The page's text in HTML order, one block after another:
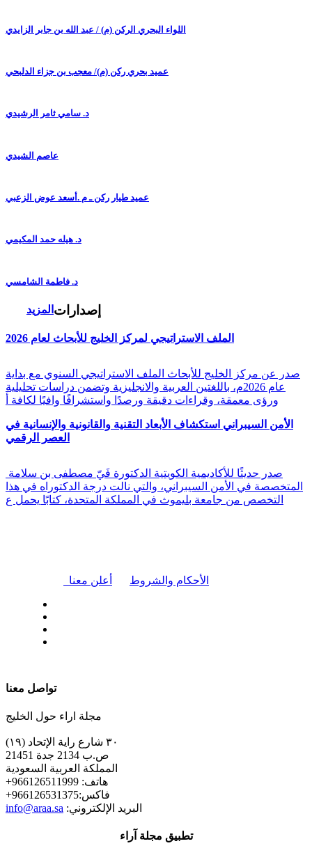
اللواء البحري الركن (م) / عبد الله بن جابر الزايدي
عميد بحري ركن (م)/ معجب بن جزاء الدلبحي
د. سامي ثامر الرشيدي
عاصم الشيدي
عميد طيار ركن ـ م .أسعد عوض الزعبي
د. هيله حمد المكيمي
د. فاطمة الشامسي
المزيد إصدارات
الملف الاستراتيجي لمركز الخليج للأبحاث لعام 2026
صدر عن مركز الخليج للأبحاث الملف الاستراتيجي السنوي مع بداية
عام 2026م، باللغتين العربية والانجليزية وتضمن دراسات تحليلية
ورؤى معمقة، وقراءات دقيقة ورصدًا واستشرافًا وافيًا لكافة أ
الأمن السيبراني استكشاف الأبعاد التقنية والقانونية والإنسانية في
العصر الرقمي
المتخصصة في الأمن السيبراني، والتي نالت درجة الدكتوراه في هذا
التخصص من جامعة بليموث في المملكة المتحدة، كتابًا يحمل ع
أعلن معنا الأحكام والشروط
تواصل معنا
مجلة اراء حول الخليج
٣٠ شارع راية الإتحاد (١٩)
ص.ب 2134 جدة 21451
المملكة العربية السعودية
+هاتف: 966126511999
+فاكس:966126531375
info@araa.sa :البريد الإلكتروني
تطبيق مجلة آراء